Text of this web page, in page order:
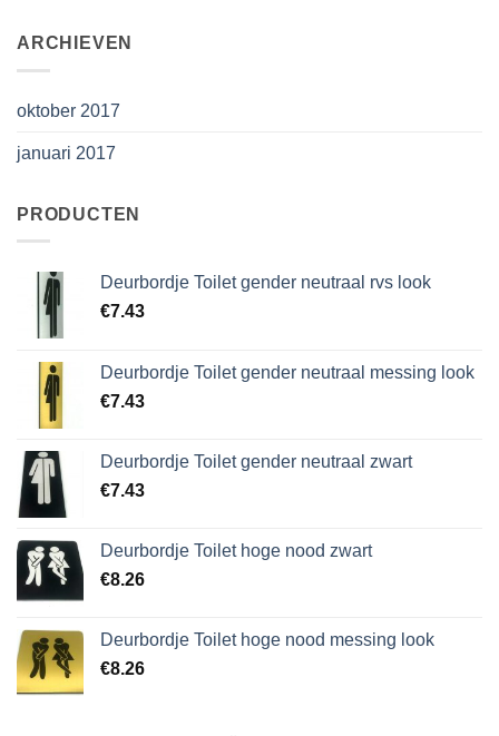
ARCHIEVEN
oktober 2017
januari 2017
PRODUCTEN
Deurbordje Toilet gender neutraal rvs look
€7.43
Deurbordje Toilet gender neutraal messing look
€7.43
Deurbordje Toilet gender neutraal zwart
€7.43
Deurbordje Toilet hoge nood zwart
€8.26
Deurbordje Toilet hoge nood messing look
€8.26